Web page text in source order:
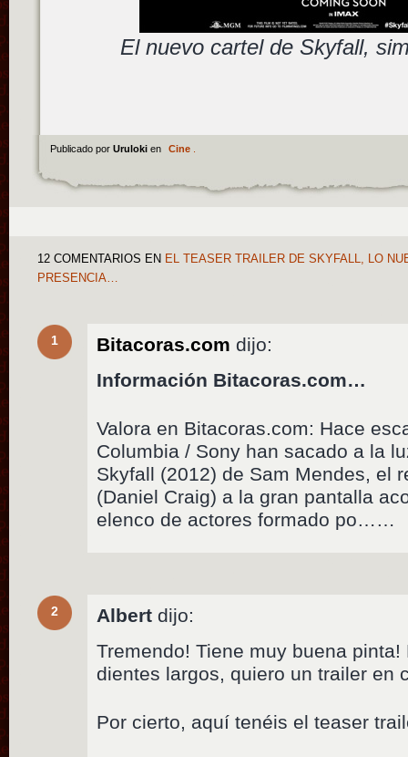
El nuevo cartel de Skyfall,
Publicado por Uruloki en Cine.
12 COMENTARIOS EN EL TEASER TRAILER DE SKYFALL, LO
PRESENCIA…
1 Bitacoras.com dijo:
Información Bitacoras.com…
Valora en Bitacoras.com: Hace
Columbia / Sony han sacado a la
Skyfall (2012) de Sam Mendes, el
(Daniel Craig) a la gran pantalla
elenco de actores formado po……
2 Albert dijo:
Tremendo! Tiene muy buena
dientes largos, quiero un trailer en
Por cierto, aquí tenéis el teaser